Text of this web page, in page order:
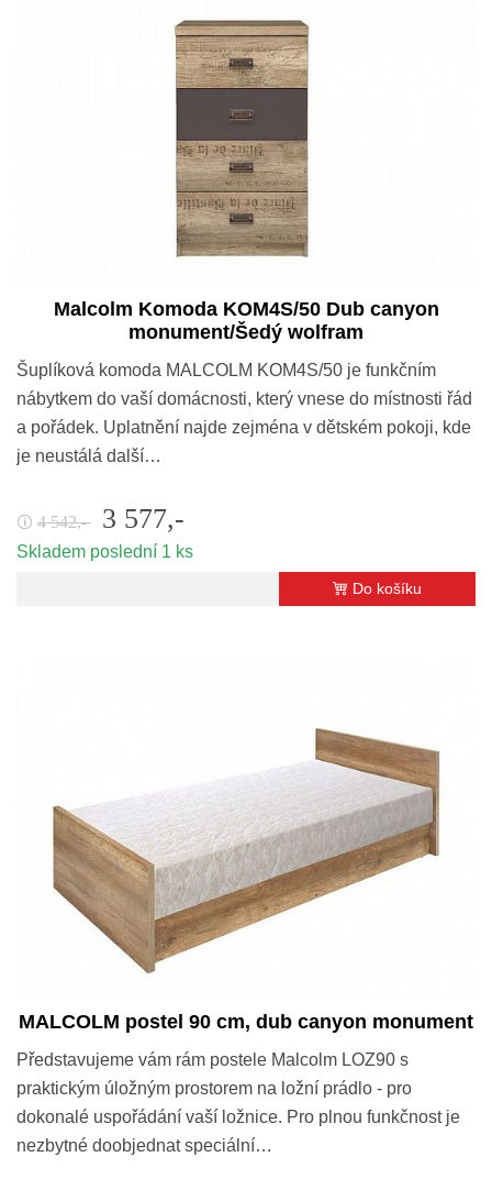
Malcolm Komoda KOM4S/50 Dub canyon
monument/Šedý wolfram
Šuplíková komoda MALCOLM KOM4S/50 je funkčním
nábytkem do vaší domácnosti, který vnese do místnosti řád
a pořádek. Uplatnění najde zejména v dětském pokoji, kde
je neustálá další…
🛈 4 542,- 3 577,-
Skladem poslední 1 ks
Do košíku
MALCOLM postel 90 cm, dub canyon monument
Představujeme vám rám postele Malcolm LOZ90 s
praktickým úložným prostorem na ložní prádlo - pro
dokonalé uspořádání vaší ložnice. Pro plnou funkčnost je
nezbytné doobjednat speciální…